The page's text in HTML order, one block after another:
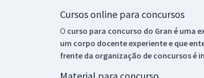
Cursos online para concursos
O curso para concurso do Gran é uma
um corpo docente experiente e que
frente da organização de concursos é